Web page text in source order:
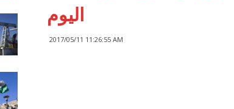
اليوم
2017/05/11 11:26:55 AM